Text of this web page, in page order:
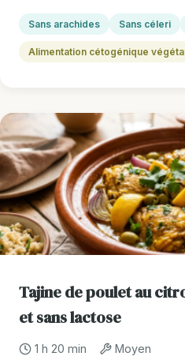
Sans arachides Sans céleri
Alimentation cétogénique
Tajine de poulet au
et sans lactose
1 h 20 min Moyen